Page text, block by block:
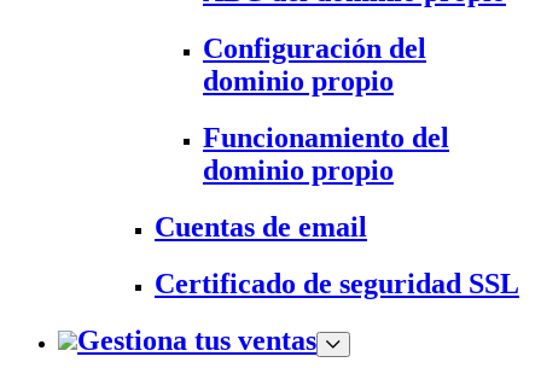
Configuración del
dominio propio
Funcionamiento del
dominio propio
Cuentas de email
Certificado de seguridad SSL
Gestiona tus ventas